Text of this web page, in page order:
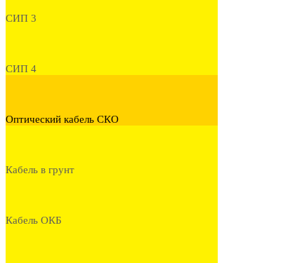
СИП 3
СИП 4
Оптический кабель СКО
Кабель в грунт
Кабель ОКБ